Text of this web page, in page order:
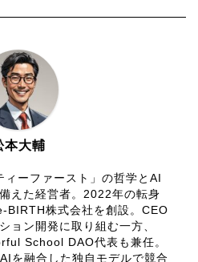
本大輔
ーファースト」の哲学とAI
えた経営者。2022年の転身
BIRTH株式会社を創設。CEO
ョン開発に取り組む一方、
School DAO代表も兼任。
を融合した独自モデルで競合